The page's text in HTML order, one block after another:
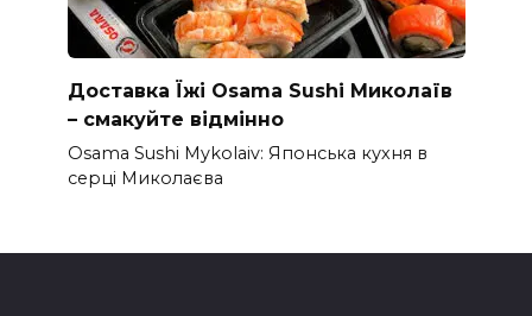
Доставка Їжі Osama Sushi Миколаїв
– смакуйте відмінно
Osama Sushi Mykolaiv: Японська кухня в
серці Миколаєва